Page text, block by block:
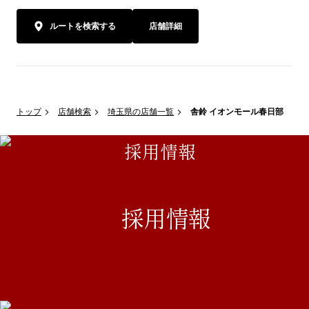
トップ 店舗検索 埼玉県の店舗一覧 舎鈴 イオンモール春日部
ルートを検索する 店舗詳細
採用情報